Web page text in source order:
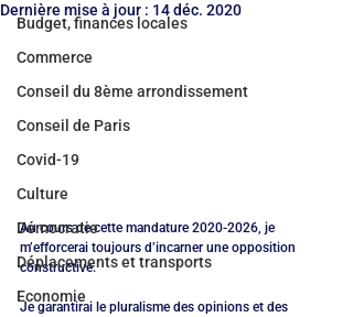
Budget, finances locales
Commerce
Conseil du 8ème arrondissement
Conseil de Paris
Covid-19
Culture
Démocratie
Déplacements et transports
Economie
Dernière mise à jour : 14 déc. 2020
Au cours de cette mandature 2020-2026, je
m’efforcerai toujours d’incarner une opposition
constructive.
Je garantirai le pluralisme des opinions et des